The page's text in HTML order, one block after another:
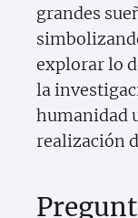
grandes
explorar lo
la
humanidad
realización